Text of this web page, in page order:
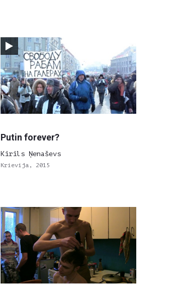
Putin forever?
Kirils Ņenaševs
Krievija, 2015